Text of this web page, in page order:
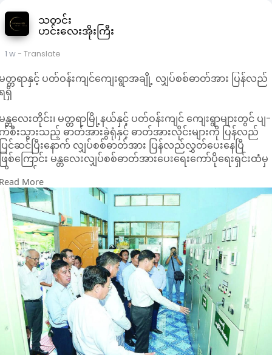
ောင်းဈေး - ၃၁၆၀ ကျပ်
ယ်ဈေး - ၃၀၈၀ ကျပ်
ဟောင်ကောင်ဒေါ်လာ
ောင်းဈေး - ၅၆၈ ကျပ်
ယ်ဈေး - ၅၅၄ ကျပ်
ယူအေအီး
ောင်းဈေး - ၁၂၁၄ ကျပ်
ယ်ဈေး - ၁၁၈၃ ကျပ်
ေလဲနှုန်းများ အချိန်နှင့်အမျှ ပြောင်းလဲနိုင်သည်။
သတ်မှတ်ဈေးအတိုင်း အရောင်းအဝယ်မလုပ်ပါက အရေးယူခံရ
င်သည်။
ရည်အသွေးမီ ကုန်ပစ္စည်းများ ဖြန့်ဖြူးနိုင်ရေး ကိစ္စရပ်များကို
ေါင်းစပ်ညှိနှိုင်းပေးခဲ့ကြောင်း သိရသည်။
သတင်း
ဟင်းလေးအိုးကြီး
1 w- Translate
တ္တရာနှင့် ပတ်ဝန်းကျင်ကျေးရွာအချို့ လျှပ်စစ်ဓာတ်အား ပြန်လည်
ရှိ
န္တလေးတိုင်း၊ မတ္တရာမြို့နယ်နှင့် ပတ်ဝန်းကျင် ကျေးရွာများတွင် ပျ-
စီးသွားသည့် ဓာတ်အားခွဲရုံနှင့် ဓာတ်အားလိုင်းများကို ပြန်လည်
ြင်ဆင်ပြီးနောက် လျှပ်စစ်ဓာတ်အား ပြန်လည်လွှတ်ပေးနေပြီ
ြစ်ကြောင်း မန္တလေးလျှပ်စစ်ဓာတ်အားပေးရေးကော်ပိုရေးရှင်းထံမှ
ရသည်။
တ္တရာမြို့နယ်အတွင်းရှိ ဓာတ်အားခွဲရုံများနှင့် လိုင်းအချို့မှာ
ကြောင်းအမျိုးမျိုးကြောင့် ပြ-တ်တေ-ာက် ပျ-က်စီးခဲ့ရာမှ
ြန်လည်ပြင်ဆင်မှုများ ပြုလုပ်ခဲ့ပြီးနောက် ဇူလိုင် ၂၃ ရက်တွင် တိုင်း
ေသကြီး တာဝန်ရှိသူများ တက်ရောက်ကာ လျှပ်စစ်ဓာတ်အား
ြန်လည်လွှတ်ပေးခဲ့ခြင်းဖြစ်သည်။
က်ရှိတွင် မတ္တရာမြို့နယ် တောင်ပြုံးဓာတ်အားခွဲရုံနှင့် မတ္တရာ
ာတ်အားခွဲရုံတို့မှတစ်ဆင့် ထရန်စဖော်မာ ၁၂၆ လုံးဖြင့် ဓာတ်အား
ြန့်ဖြူးပေးနေပြီး အိမ်ထောင်စု/ပြည်သူ ၁၂,၀၀၀ ကျော် လျှပ်စစ်မီး
ြန်လည်ရရှိထားကြောင်း သိရသည်။
းမလင်းသေးသည့် ကျေးရွာများတွင်လည်း လျှပ်စစ်ဓာတ်အား မြန်
ြန်ဆန်ဆန် ပြန်လည်ရရှိရေးအတွက် စီစဉ်ဆောင်ရွက်နေသည်ဟု
သည်။
ဆိုပါ လျှပ်စစ်ဓာတ်အား ပြန်လည်လွှတ်ပေးသည့် အခမ်းအနား
More